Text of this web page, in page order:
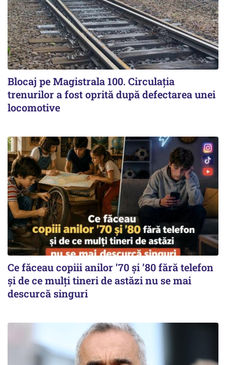
Blocaj pe Magistrala 100. Circulația
trenurilor a fost oprită după defectarea unei
locomotive
Ce făceau copiii anilor ’70 și ’80 fără telefon
și de ce mulți tineri de astăzi nu se mai
descurcă singuri